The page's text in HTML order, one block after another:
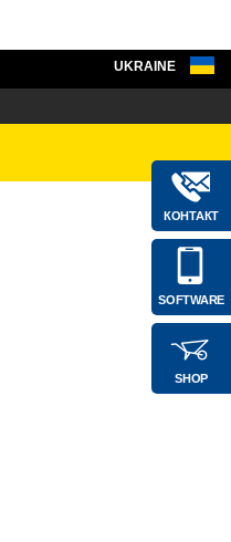
КОНТАКТ
SOFTWARE
SHOP
UKRAINE